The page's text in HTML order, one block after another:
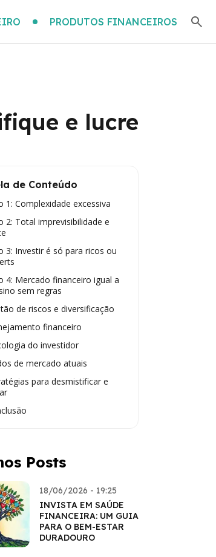
PRODUTOS FINANCEIROS
e lucre
de Conteúdo
1: Complexidade excessiva
2: Total imprevisibilidade e
3: Investir é só para ricos ou
4: Mercado financeiro igual a
sem regras
de riscos e diversificação
financeiro
do investidor
de mercado atuais
para desmistificar e
Posts
18/06/2026 - 19:25
INVISTA EM SAÚDE
FINANCEIRA: UM GUIA
PARA O BEM-ESTAR
DURADOURO